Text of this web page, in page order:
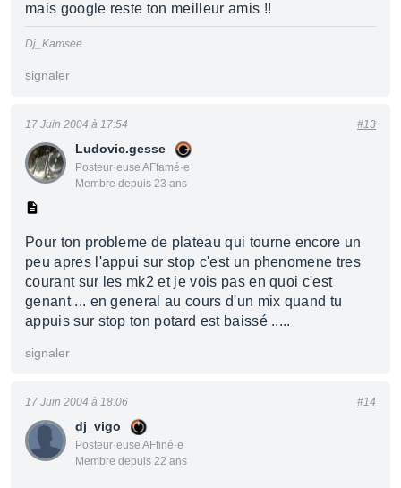
mais google reste ton meilleur amis !!
Dj_Kamsee
signaler
Ludovic.gesse
Posteur·euse AFfamé·e
Membre depuis 23 ans
17 Juin 2004 à 17:54 #13
Pour ton probleme de plateau qui tourne encore un
peu apres l'appui sur stop c'est un phenomene tres
courant sur les mk2 et je vois pas en quoi c'est
genant ... en general au cours d'un mix quand tu
appuis sur stop ton potard est baissé .....
signaler
dj_vigo
Posteur·euse AFfiné·e
Membre depuis 22 ans
17 Juin 2004 à 18:06 #14